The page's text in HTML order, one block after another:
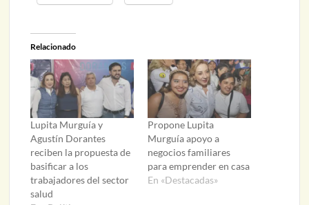
Relacionado
Lupita Murguía y
Agustín Dorantes
reciben la propuesta de
basificar a los
trabajadores del sector
salud
Propone Lupita
Murguía apoyo a
negocios familiares
para emprender en casa
En «Destacadas»